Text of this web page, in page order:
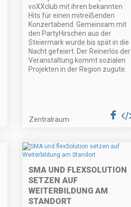
voXXclub mit ihren bekannten
Hits für einen mitreißenden
Konzertabend. Gemeinsam mit
den PartyHirschen aus der
Steiermark wurde bis spät in die
Nacht gefeiert. Der Reinerlös der
Veranstaltung kommt sozialen
Projekten in der Region zugute.
Zentralraum
SMA UND FLEXSOLUTION
SETZEN AUF
WEITERBILDUNG AM
STANDORT